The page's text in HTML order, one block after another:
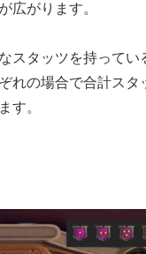
広がります。
スタッツを持って
れの場合で合計ス
す。